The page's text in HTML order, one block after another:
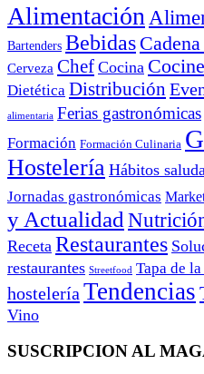
Alimentación
Bartenders Bebidas
Cerveza Chef Cocina
Dietética Distribución
alimentaria Ferias gastronómicas
Formación Formación Culinaria
Hostelería Hábitos
Jornadas gastronómicas
y Actualidad
Receta Restaurantes
restaurantes Streetfood Tapa de la
hostelería Tendencias
Vino
SUSCRIPCION AL